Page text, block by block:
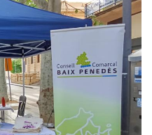
I Ciutadania
Del Baix
Les 2 Fires De
Organitzen
I El CAP